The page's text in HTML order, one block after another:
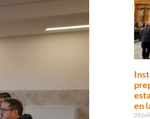
en
28